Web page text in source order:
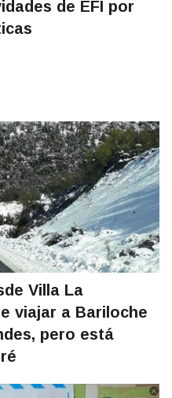
de EFI por
Villa La
viajar a Bariloche
pero está